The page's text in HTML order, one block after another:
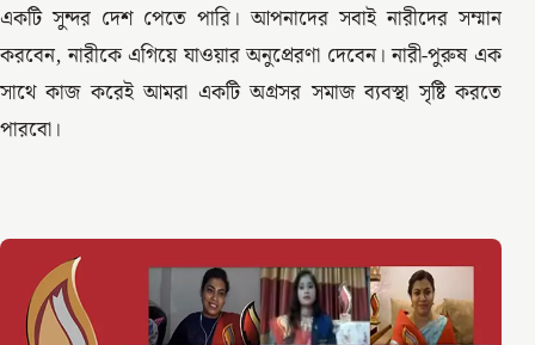
একটি সুন্দর দেশ পেতে পারি। আপনাদের সবাই নারীদের সম্মান
করবেন, নারীকে এগিয়ে যাওয়ার অনুপ্রেরণা দেবেন। নারী-পুরুষ এক
সাথে কাজ করেই আমরা একটি অগ্রসর সমাজ ব্যবস্থা সৃষ্টি করতে
পারবো।